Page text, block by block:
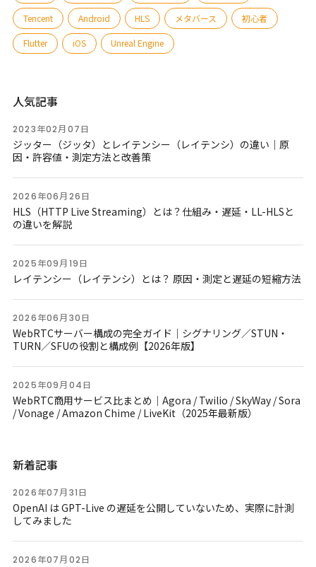
Tencent Android HLS メタバース 初心者
Flutter iOS Unreal Engine
人気記事
2023年02月07日
ジッター（ジッタ）とレイテンシー（レイテンシ）の違い｜原
因・許容値・測定方法と改善策
2026年06月26日
HLS（HTTP Live Streaming）とは？仕組み・遅延・LL-HLSと
の違いを解説
2025年09月19日
レイテンシー（レイテンシ）とは？ 原因・測定と遅延の短縮方法
2026年06月30日
WebRTCサーバー構成の完全ガイド｜シグナリング／STUN・
TURN／SFUの役割と構成例【2026年版】
2025年09月04日
WebRTC商用サービス比まとめ｜Agora / Twilio / SkyWay / Sora
/ Vonage / Amazon Chime / LiveKit（2025年最新版）
新着記事
2026年07月31日
OpenAI は GPT-Live の遅延を公開していないため、実際に計測
してみました
2026年07月02日